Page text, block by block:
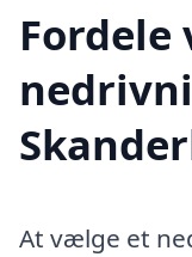
At vælge et